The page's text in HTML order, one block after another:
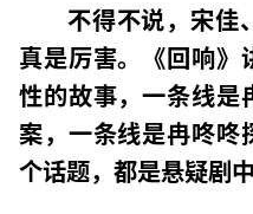
不得不说，宋佳
真是厉害。
《回响
性的故事，一条线是
案，一条线是冉咚咚
个话题，都是悬疑剧